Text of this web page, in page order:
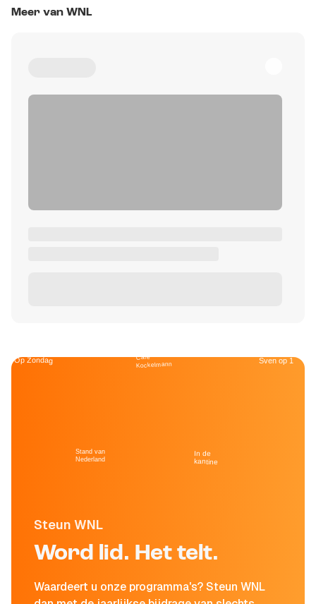
Meer van WNL
Steun WNL
Word lid. Het telt.
Waardeert u onze programma's? Steun WNL
Op Zondag
Stand van
Nederland
Café
Kockelmann
In de
kantine
Sven op 1